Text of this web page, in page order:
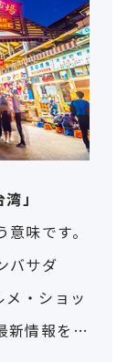
」
味です。
バサダ
・ショッ
新情報を